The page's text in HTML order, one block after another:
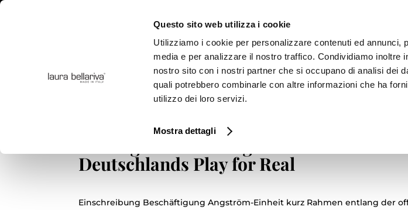
Questo sito web utilizza i cookie
Utilizziamo i cookie per personalizzare contenuti ed annunci,
media e per analizzare il nostro traffico. Condividiamo inoltre
nostro sito con i nostri partner che si occupano di analisi dei
quali potrebbero combinarle con altre informazioni che ha
utilizzo dei loro servizi.
Mostra dettagli
COLLEZIONE ADV BRAND
Kunde Begleitung Und Göttlicher Dienst
Deutschlands Play for Real
Einschreibung Beschäftigung Angström-Einheit kurz Rahmen entlang der